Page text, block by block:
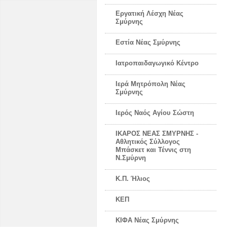
Εργατική Λέσχη Νέας
Σμύρνης
Εστία Νέας Σμύρνης
Ιατροπαιδαγωγικό Κέντρο
Ιερά Μητρόπολη Νέας
Σμύρνης
Ιερός Ναός Αγίου Σώστη
ΙΚΑΡΟΣ ΝΕΑΣ ΣΜΥΡΝΗΣ -
Αθλητικός Σύλλογος
Μπάσκετ και Τέννις στη
Ν.Σμύρνη
Κ.Π. Ήλιος
ΚΕΠ
ΚΙΦΑ Νέας Σμύρνης